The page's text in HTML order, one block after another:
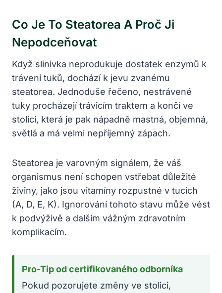
Co Je To Steatorea A Proč Ji
Nepodceňovat
Když slinivka neprodukuje dostatek enzymů k
trávení tuků, dochází k jevu zvanému
steatorea. Jednoduše řečeno, nestrávené
tuky procházejí trávicím traktem a končí ve
stolici, která je pak nápadně mastná, objemná,
světlá a má velmi nepříjemný zápach.
Steatorea je varovným signálem, že váš
organismus není schopen vstřebat důležité
živiny, jako jsou vitamíny rozpustné v tucích
(A, D, E, K). Ignorování tohoto stavu může vést
k podvýživě a dalším vážným zdravotním
komplikacím.
Pro-Tip od certifikovaného odborníka
Pokud pozorujete změny ve stolici,